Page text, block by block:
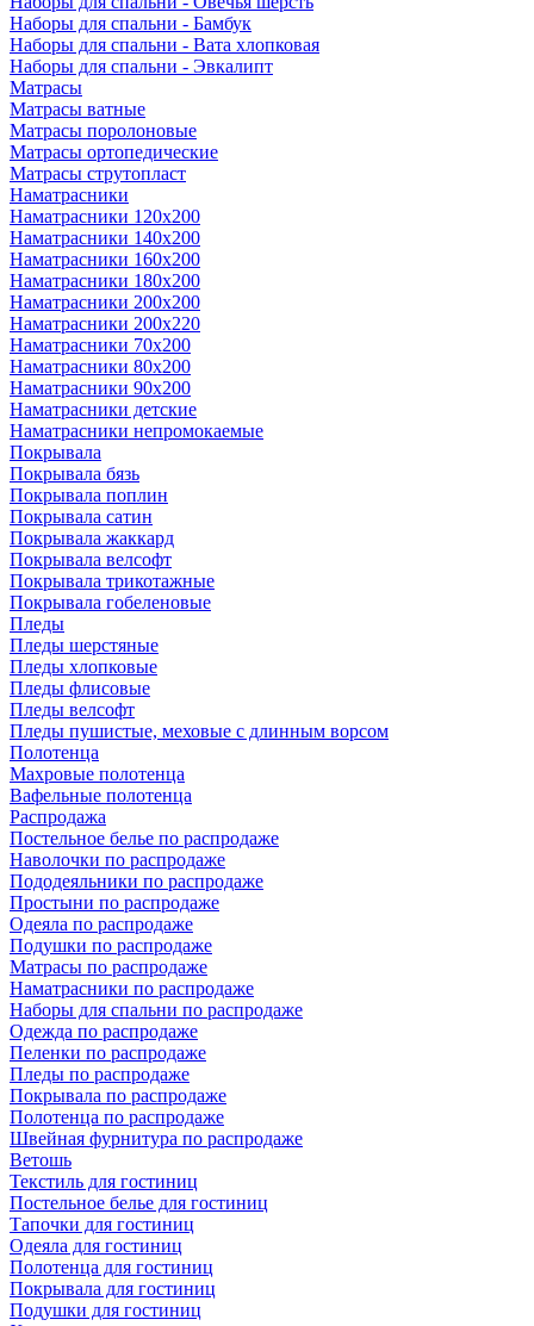
Наборы для спальни - Бамбук
Наборы для спальни - Вата хлопковая
Наборы для спальни - Эвкалипт
Матрасы
Матрасы ватные
Матрасы поролоновые
Матрасы ортопедические
Матрасы струтопласт
Наматрасники
Наматрасники 120х200
Наматрасники 140х200
Наматрасники 160х200
Наматрасники 180х200
Наматрасники 200х200
Наматрасники 200х220
Наматрасники 70х200
Наматрасники 80х200
Наматрасники 90х200
Наматрасники детские
Наматрасники непромокаемые
Покрывала
Покрывала бязь
Покрывала поплин
Покрывала сатин
Покрывала жаккард
Покрывала велсофт
Покрывала трикотажные
Покрывала гобеленовые
Пледы
Пледы шерстяные
Пледы хлопковые
Пледы флисовые
Пледы велсофт
Пледы пушистые, меховые с длинным ворсом
Полотенца
Махровые полотенца
Вафельные полотенца
Распродажа
Постельное белье по распродаже
Наволочки по распродаже
Пододеяльники по распродаже
Простыни по распродаже
Одеяла по распродаже
Подушки по распродаже
Матрасы по распродаже
Наматрасники по распродаже
Наборы для спальни по распродаже
Одежда по распродаже
Пеленки по распродаже
Пледы по распродаже
Покрывала по распродаже
Полотенца по распродаже
Швейная фурнитура по распродаже
Ветошь
Текстиль для гостиниц
Постельное белье для гостиниц
Тапочки для гостиниц
Одеяла для гостиниц
Полотенца для гостиниц
Покрывала для гостиниц
Подушки для гостиниц